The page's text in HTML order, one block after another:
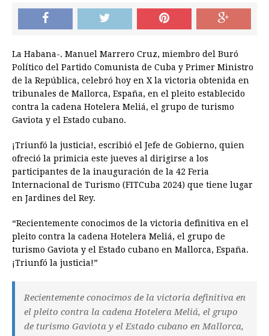
La Habana-. Manuel Marrero Cruz, miembro del Buró
Político del Partido Comunista de Cuba y Primer Ministro
de la República, celebró hoy en X la victoria obtenida en
tribunales de Mallorca, España, en el pleito establecido
contra la cadena Hotelera Meliá, el grupo de turismo
Gaviota y el Estado cubano.
¡Triunfó la justicia!, escribió el Jefe de Gobierno, quien
ofreció la primicia este jueves al dirigirse a los
participantes de la inauguración de la 42 Feria
Internacional de Turismo (FITCuba 2024) que tiene lugar
en Jardines del Rey.
“Recientemente conocimos de la victoria definitiva en el
pleito contra la cadena Hotelera Meliá, el grupo de
turismo Gaviota y el Estado cubano en Mallorca, España.
¡Triunfó la justicia!”
Recientemente conocimos de la victoria definitiva en
el pleito contra la cadena Hotelera Meliá, el grupo
de turismo Gaviota y el Estado cubano en Mallorca,